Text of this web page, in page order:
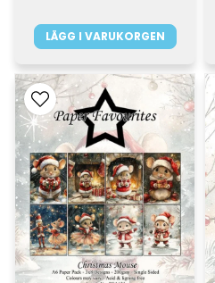
LÄGG I VARUKORGEN